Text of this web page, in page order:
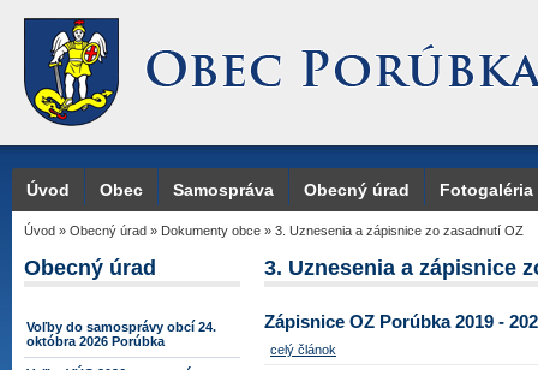
Úvod Obec Samospráva Obecný úrad Fotogaléria
Úvod » Obecný úrad » Dokumenty obce » 3. Uznesenia a zápisnice zo zasadnutí OZ
Obecný úrad
Voľby do samosprávy obcí 24.
októbra 2026 Porúbka
3. Uznesenia a zápisnice
Zápisnice OZ Porúbka 2019 -
celý článok